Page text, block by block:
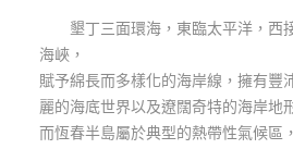
顧
客
服
務
墾丁三面環海，東臨太平洋，西
海峽，
賦予綿長而多樣化的海岸線，擁有豐
麗的海底世界以及遼闊奇特的海岸地
而恆春半島屬於典型的熱帶性氣候區